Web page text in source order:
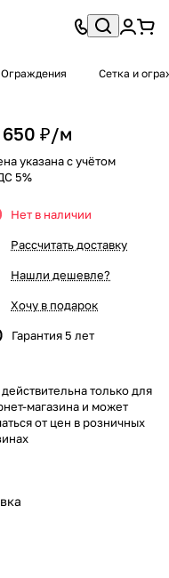
Ограждения Сетка и
650 ₽/м
указана с учётом
5%
Нет в наличии
Рассчитать доставку
Нашли дешевле?
Хочу в подарок
Гарантия 5 лет
только для
магазина и может
от цен в розничных